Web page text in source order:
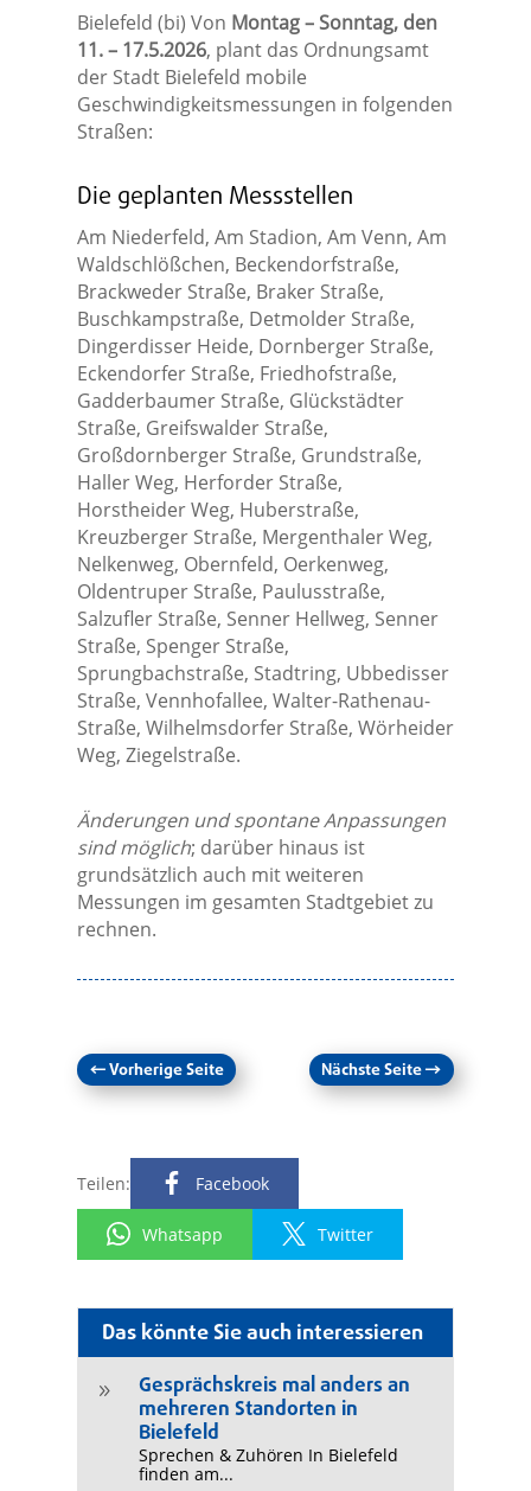
Das könnte Sie auch interessieren
9
Gesprächskreis mal anders an
mehreren Standorten in
Bielefeld
Sprechen & Zuhören In Bielefeld
finden am...
Bielefeld (bi) Von Montag – Sonntag, den
11. – 17.5.2026, plant das Ordnungsamt
der Stadt Bielefeld mobile
Geschwindigkeitsmessungen in folgenden
Straßen:
Die geplanten Messstellen
Am Niederfeld, Am Stadion, Am Venn, Am
Waldschlößchen, Beckendorfstraße,
Brackweder Straße, Braker Straße,
Buschkampstraße, Detmolder Straße,
Dingerdisser Heide, Dornberger Straße,
Eckendorfer Straße, Friedhofstraße,
Gadderbaumer Straße, Glückstädter
Straße, Greifswalder Straße,
Großdornberger Straße, Grundstraße,
Haller Weg, Herforder Straße,
Horstheider Weg, Huberstraße,
Kreuzberger Straße, Mergenthaler Weg,
Nelkenweg, Obernfeld, Oerkenweg,
Oldentruper Straße, Paulusstraße,
Salzufler Straße, Senner Hellweg, Senner
Straße, Spenger Straße,
Sprungbachstraße, Stadtring, Ubbedisser
Straße, Vennhofallee, Walter-Rathenau-
Straße, Wilhelmsdorfer Straße, Wörheider
Weg, Ziegelstraße.
Änderungen und spontane Anpassungen
sind möglich; darüber hinaus ist
grundsätzlich auch mit weiteren
Messungen im gesamten Stadtgebiet zu
rechnen.
←Vorherige Seite Nächste Seite→
Teilen: Facebook
Whatsapp Twitter